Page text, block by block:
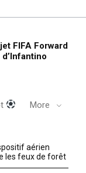
FIFA Forward
More
aérien
les feux de forêt